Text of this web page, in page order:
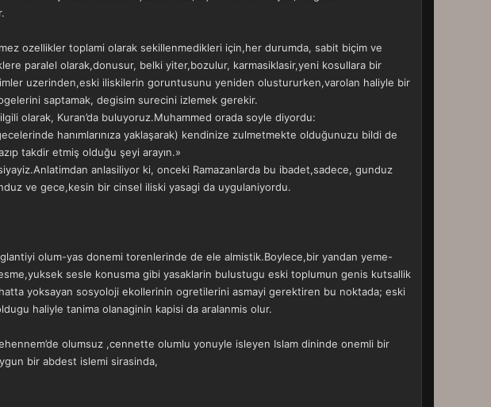
ozellikler toplami olarak sekillenmedikleri için,her durumda, sabit biçim ve
paralel olarak,donusur, belki yiter,bozulur, karmasiklasir,yeni kosullara bir
uzerinden,eski iliskilerin goruntusunu yeniden olustururken,varolan haliyle bir
saptamak, degisim surecini izlemek gerekir.
olarak, Kuran’da buluyoruz.Muhammed orada soyle diyordu:
hanımlarınıza yaklaşarak) kendinize zulmetmekte olduğunuzu bildi de
takdir etmiş olduğu şeyi arayın.»
anlasiliyor ki, onceki Ramazanlarda bu ibadet,sadece, gunduz
ve gece,kesin bir cinsel iliski yasagi da uygulaniyordu.
olum-yas donemi torenlerinde de ele almistik.Boylece,bir yandan yeme-
sesle konusma gibi yasaklarin bulustugu eski toplumun genis kutsallik
yoksayan sosyoloji ekollerinin ogretilerini asmayi gerektiren bu noktada; eski
haliyle tanima olanaginin kapisi da aralanmis olur.
olumsuz ,cennette olumlu yonuyle isleyen Islam dininde onemli bir
bir abdest islemi sirasinda,